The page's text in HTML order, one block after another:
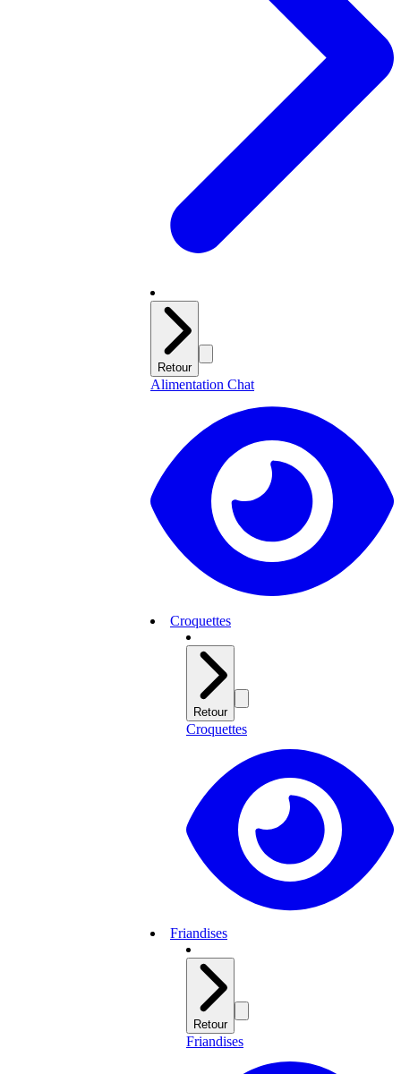
Retour
Alimentation Chat
Croquettes
Retour
Croquettes
Friandises
Retour
Friandises